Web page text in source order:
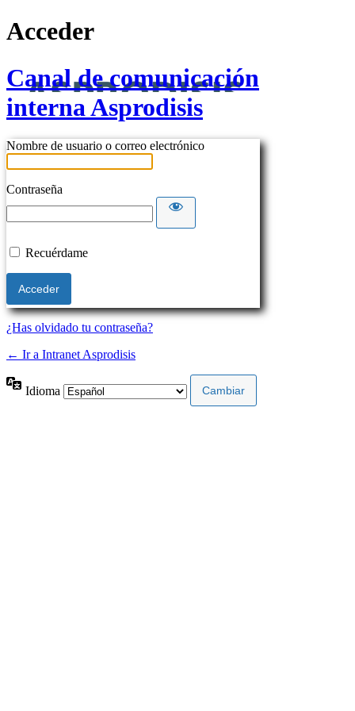
Acceder
Canal de comunicación
interna Asprodisis
Nombre de usuario o correo electrónico
Contraseña
Recuérdame
¿Has olvidado tu contraseña?
← Ir a Intranet Asprodisis
Idioma